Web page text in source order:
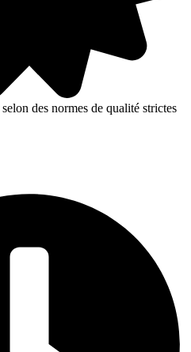
selon des normes de qualité strictes